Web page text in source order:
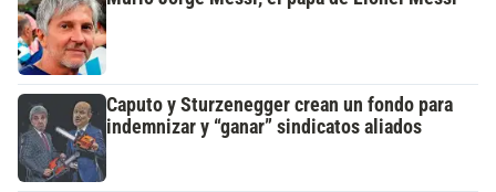
Caputo y Sturzenegger crean un fondo para
indemnizar y “ganar” sindicatos aliados